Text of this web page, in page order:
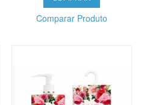
Comparar Produto